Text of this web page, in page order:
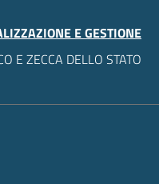
E GESTIONE
E ZECCA DELLO STATO